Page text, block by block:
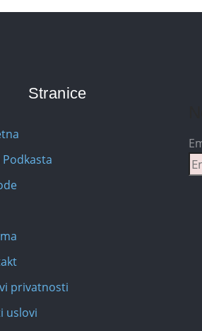
Stranice
Podkasta
privatnosti
uslovi